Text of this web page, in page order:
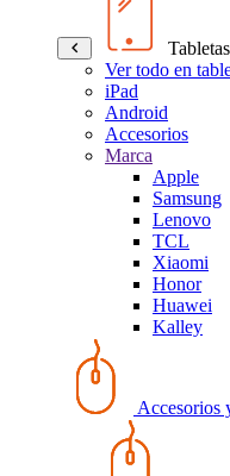
Tabletas
Ver todo en
iPad
Android
Accesorios
Marca
Apple
Samsung
Lenovo
TCL
Xiaomi
Honor
Huawei
Kalley
Accesorios